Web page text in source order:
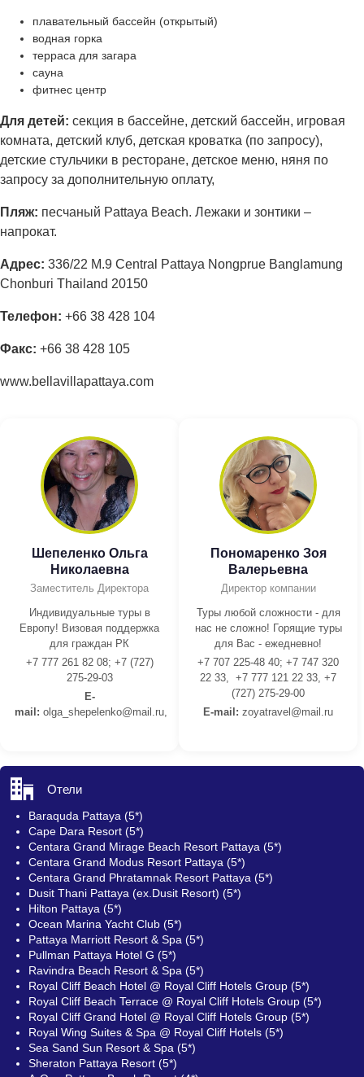
плавательный бассейн (открытый)
водная горка
терраса для загара
сауна
фитнес центр
Для детей: секция в бассейне, детский бассейн, игровая
комната, детский клуб, детская кроватка (по запросу),
детские стульчики в ресторане, детское меню, няня по
запросу за дополнительную оплату,
Пляж: песчаный Pattaya Beach. Лежаки и зонтики –
напрокат.
Адрес: 336/22 M.9 Central Pattaya Nongprue Banglamung
Chonburi Thailand 20150
Телефон: +66 38 428 104
Факс: +66 38 428 105
www.bellavillapattaya.com
Шепеленко Ольга
Николаевна
Заместитель Директора
Индивидуальные туры в
Европу! Визовая поддержка
для граждан РК
+7 777 261 82 08; +7 (727)
275-29-03
E-
mail: olga_shepelenko@mail.ru,
Пономаренко Зоя
Валерьевна
Директор компании
Туры любой сложности - для
нас не сложно! Горящие туры
для Вас - ежедневно!
+7 707 225-48 40; +7 747 320
22 33, +7 777 121 22 33, +7
(727) 275-29-00
E-mail: zoyatravel@mail.ru
Отели
Baraquda Pattaya (5*)
Cape Dara Resort (5*)
Centara Grand Mirage Beach Resort Pattaya (5*)
Centara Grand Modus Resort Pattaya (5*)
Centara Grand Phratamnak Resort Pattaya (5*)
Dusit Thani Pattaya (ex.Dusit Resort) (5*)
Hilton Pattaya (5*)
Ocean Marina Yacht Club (5*)
Pattaya Marriott Resort & Spa (5*)
Pullman Pattaya Hotel G (5*)
Ravindra Beach Resort & Spa (5*)
Royal Cliff Beach Hotel @ Royal Cliff Hotels Group (5*)
Royal Cliff Beach Terrace @ Royal Cliff Hotels Group (5*)
Royal Cliff Grand Hotel @ Royal Cliff Hotels Group (5*)
Royal Wing Suites & Spa @ Royal Cliff Hotels (5*)
Sea Sand Sun Resort & Spa (5*)
Sheraton Pattaya Resort (5*)